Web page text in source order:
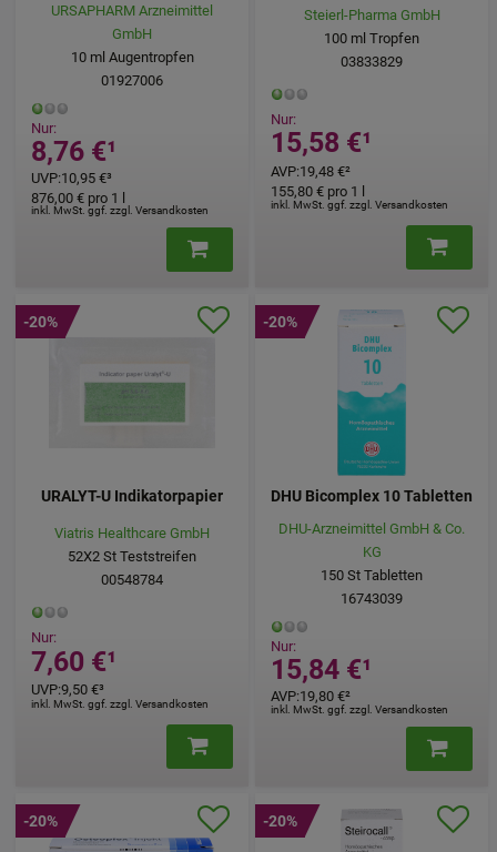
URSAPHARM Arzneimittel
GmbH
10ml Augentropfen
01927006
Nur:
8,76 €¹
UVP:10,95 €³
inkl. MwSt. ggf. zzgl. Versandkosten
876,00 € pro 1 l
Steierl-Pharma GmbH
100 ml Tropfen
03833829
Nur:
15,58 €¹
AVP:19,48 €²
inkl. MwSt. ggf. zzgl. Versandkosten
155,80 € pro 1 l
URALYT-U Indikatorpapier
Viatris Healthcare GmbH
52X2 St Teststreifen
00548784
Nur:
7,60 €¹
UVP:9,50 €³
inkl. MwSt. ggf. zzgl. Versandkosten
-20%
DHU Bicomplex 10 Tabletten
DHU-Arzneimittel GmbH & Co.
KG
150 St Tabletten
16743039
Nur:
15,84 €¹
AVP:19,80 €²
inkl. MwSt. ggf. zzgl. Versandkosten
-20%
-20% -20%